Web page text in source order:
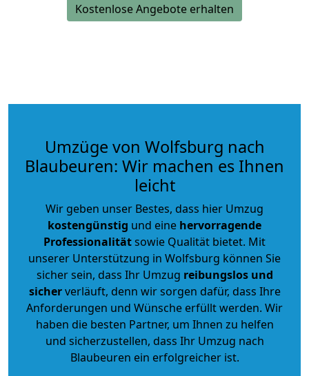
Kostenlose Angebote erhalten
Umzüge von Wolfsburg nach
Blaubeuren: Wir machen es Ihnen
leicht
Wir geben unser Bestes, dass hier Umzug
kostengünstig und eine hervorragende
Professionalitätsowie Qualität bietet. Mit
unserer Unterstützung in Wolfsburg können Sie
sicher sein, dass Ihr Umzug reibungslos und
sicherverläuft, denn wir sorgen dafür, dass Ihre
Anforderungen und Wünsche erfüllt werden. Wir
haben die besten Partner, um Ihnen zu helfen
und sicherzustellen, dass Ihr Umzug nach
Blaubeuren ein erfolgreicher ist.